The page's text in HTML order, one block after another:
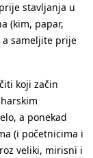
stavljanja u
(kim, papar,
a sameljite prije
koji začin
a ponekad
(i početnicima i
veliki, mirisni i